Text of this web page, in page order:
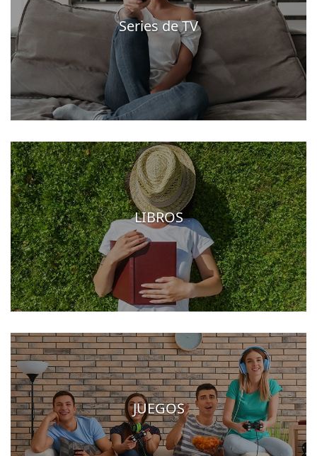
Series de TV
LIBROS
JUEGOS